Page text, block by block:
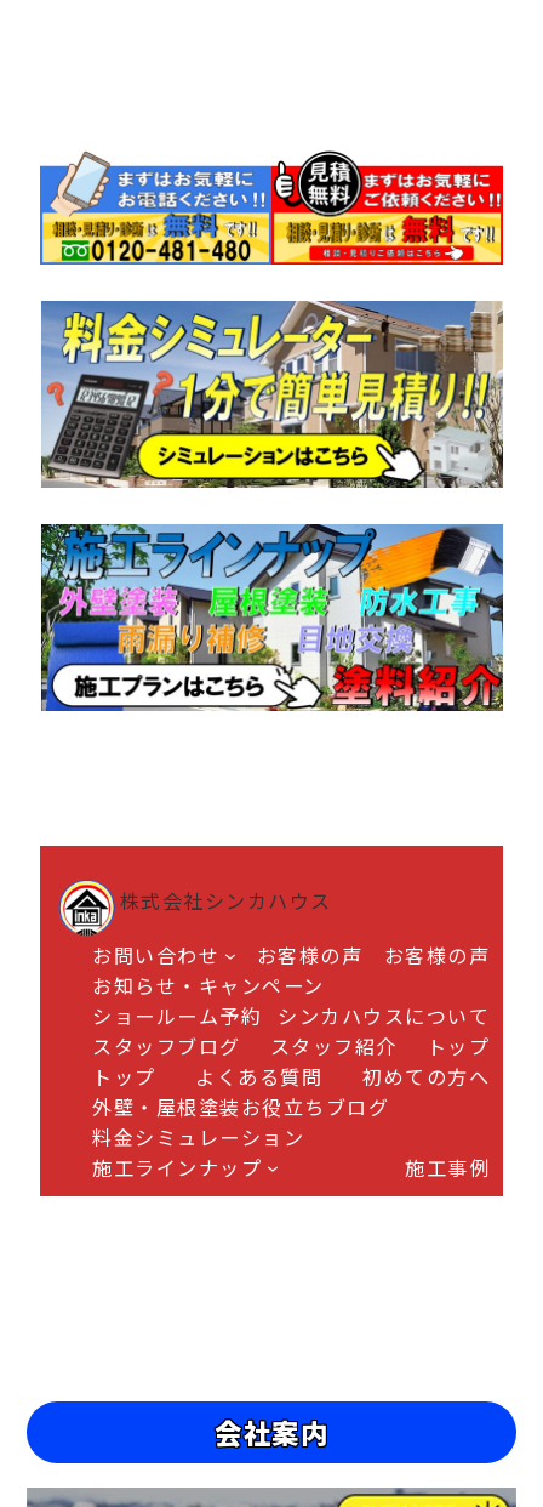
株式会社シンカハウス
お問い合わせ
お客様の声
お客様の声
お知らせ・キャンペーン
ショールーム予約
シンカハウスについて
スタッフブログ
スタッフ紹介
トップ
トップ
よくある質問
初めての方へ
外壁・屋根塗装お役立ちブログ
料金シミュレーション
施工ラインナップ
施工事例
会社案内